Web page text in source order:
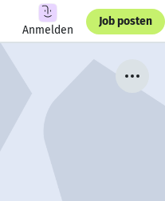
Anmelden
Job posten